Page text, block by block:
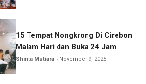
15 Tempat Nongkrong Di Cirebon
Malam Hari dan Buka 24 Jam
Shinta Mutiara November 9, 2025